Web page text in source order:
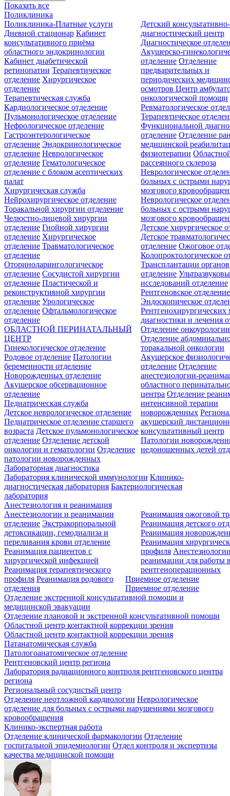
Показать все
Поликлиника
Поликлиника-Платные услуги
Дневной стационар Кабинет
консультативного приёма
областного эндокринологии
Кабинет диабетической
ретинопатии Терапевтическое
отделение Хирургическое
отделение
Детский консультативно-
диагностический центр
Диагностическое
Акушерско-
отделение Отделение
предварительных и
периодических
осмотровЦентр
онкологической помощи
Терапевтическая служба
Кардиологическое отделение
Пульмонологическое отделение
Нефрологическое отделение
Гастроэнтерологическое
отделение Эндокринологическое
отделение Неврологическое
отделение Гематологическое
отделение c блоком асептических
палат
Ревматологическое
Терапевтическое
Функциональной
отделение Отделение
медицинской
физиотерапии
рассеянного склероза
Неврологическое
больных с острыми
мозгового
Неврологическое
больных с острыми
мозгового
Хирургическая служба
Нейрохирургическое отделение
Торакальной хирургии отделение
Челюстно-лицевой хирургии
отделение Гнойной хирургии
отделение Хирургическое
отделение Травматологическое
отделение
Оториноларингологическое
отделение Сосудистой хирургии
отделение Пластической и
реконструктивной хирургии
отделение Урологическое
отделение Офтальмологическое
отделение
Детское хирургическое
Детское
отделение Ожоговое
Колопроктологическое
Трансплантации органов
отделение
исследований отделение
Рентгеновское отделение
Эндоскопическое
Рентгенохирургических
диагностики и лечения
Отделение онкоурологии
Отделение
торакальной онкологии
ОБЛАСТНОЙ ПЕРИНАТАЛЬНЫЙ
ЦЕНТР
Гинекологическое отделение
Родовое отделение Патологии
беременности отделение
Новорожденных отделение
Акушерское обсервационное
отделение
Акушерское
отделение Отделение
анестезиологии-
областного
центра Отделение
интенсивной терапии
новорожденных
акушерский
консультативный центр
Патологии
недоношенных детей
Педиатрическая служба
Детское неврологическое отделение
Педиатрическое отделение старшего
возраста Детское пульмонологическое
отделение Отделение детской
онкологии и гематологии Отделение
патологии новорожденных
Лабораторная диагностика
Лаборатория клинической иммунологии Клинико-
диагностическая лаборатория Бактериологическая
лаборатория
Анестезиология и реанимация
Анестезиологии и реанимации
отделение Экстракорпоральной
детоксикации, гемодиализа и
переливания крови отделение
Реанимация пациентов с
хирургической инфекцией
Реанимация терапевтического
профиля Реанимация родового
отделения
Реанимация ожоговой
Реанимация детского
Реанимация
Реанимация
профиля
реанимации для работы
рентгеноперационных
Приемное отделение
Приемное отделение
Отделение экстренной консультативной помощи и
медицинской эвакуации
Отделение плановой и экстренной консультативной помощи
Областной центр контактной коррекции зрения
Областной центр контактной коррекции зрения
Патанатомическая служба
Патологоанатомическое отделение
Рентгеновский центр региона
Лаборатория радиационного контроля рентгеновского центра
региона
Региональный сосудистый центр
Отделение неотложной кардиологии Неврологическое
отделение для больных с острыми нарушениями мозгового
кровообращения
Клинико-экспертная работа
Отделение клинической фармакологии Отделение
госпитальной эпидемиологии Отдел контроля и экспертизы
качества медицинской помощи